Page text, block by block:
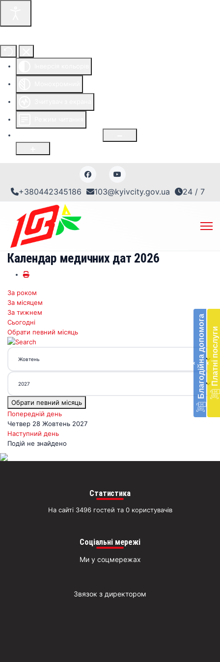
+380442345186 103@kyivcity.gov.ua 24 / 7
‹ Благодійна допомогав
‹ Платні послуги
Календар медичних дат 2026
За роком
За місяцем
За тижнем
Сьогодні
Обрати певний місяць
Обрати певний місяць
Попередній день
Четвер 28 Жовтень 2027
Наступний день
Подій не знайдено
Статистика
На сайті 3496 гостей та 0 користувачів
Соціальні мережі
Ми у соцмережах
Звязок з директором